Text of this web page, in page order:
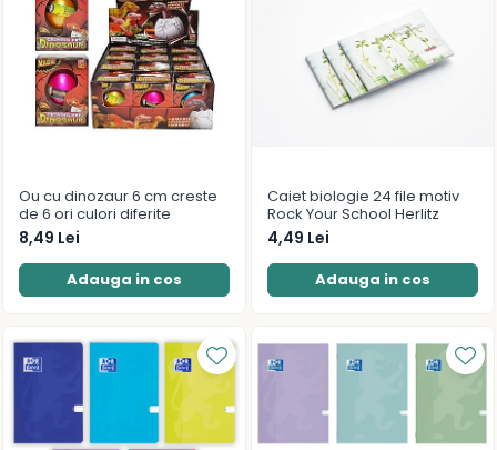
Ou cu dinozaur 6 cm creste
de 6 ori culori diferite
8,49 Lei
Adauga in cos
Caiet biologie 24 file motiv
Rock Your School Herlitz
4,49 Lei
Adauga in cos